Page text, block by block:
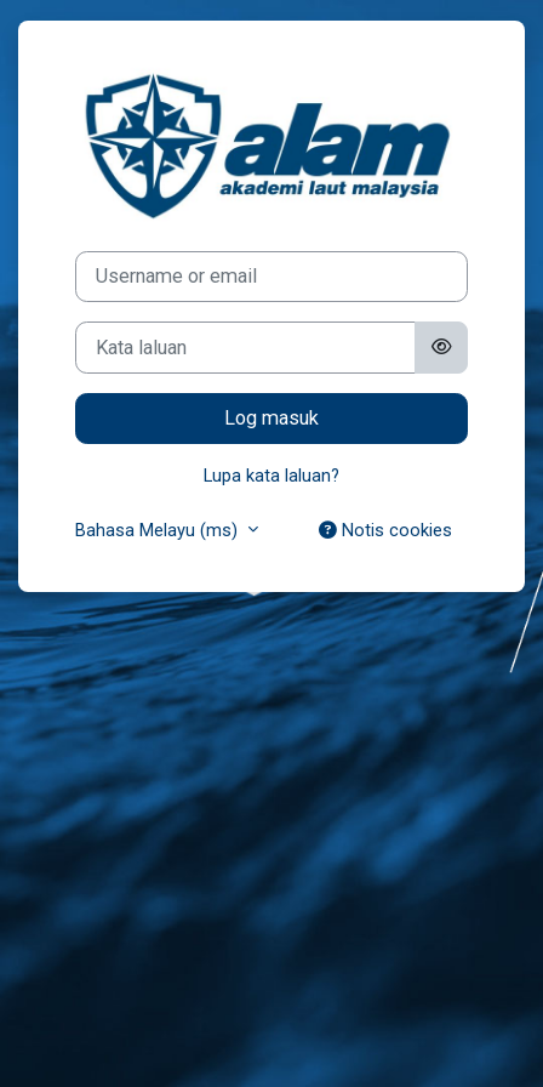
Username or email
Kata laluan
Log masuk
Lupa kata laluan?
Bahasa Melayu ‎(ms)‎ Notis cookies